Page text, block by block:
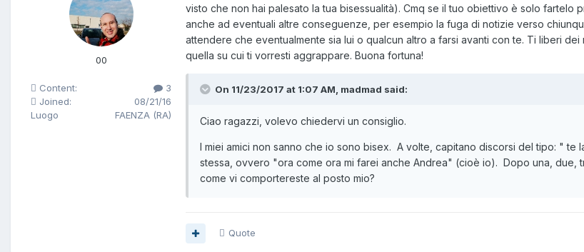
00
Content:
3
Joined:
08/21/16
Luogo
FAENZA (RA)
visto che non hai palesato la tua bisessualità). Cmq se il tuo obiettivo è solo
anche ad eventuali altre conseguenze, per esempio la fuga di notizie verso
attendere che eventualmente sia lui o qualcun altro a farsi avanti con te. Ti liberi
quella su cui ti vorresti aggrappare. Buona fortuna!
On 11/23/2017 at 1:07 AM, madmad said:
Ciao ragazzi, volevo chiedervi un consiglio.
I miei amici non sanno che io sono bisex. A volte, capitano discorsi del tipo: " te
stessa, ovvero "ora come ora mi farei anche Andrea" (cioè io). Dopo una, due,
come vi comportereste al posto mio?
Quote